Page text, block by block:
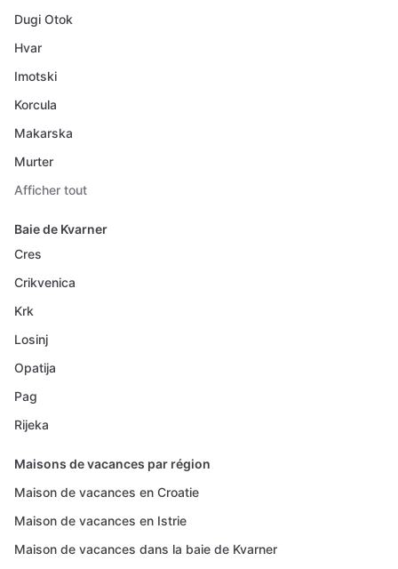
Dugi Otok
Hvar
Imotski
Korcula
Makarska
Murter
Afficher tout
Baie de Kvarner
Cres
Crikvenica
Krk
Losinj
Opatija
Pag
Rijeka
Maisons de vacances par région
Maison de vacances en Croatie
Maison de vacances en Istrie
Maison de vacances dans la baie de Kvarner